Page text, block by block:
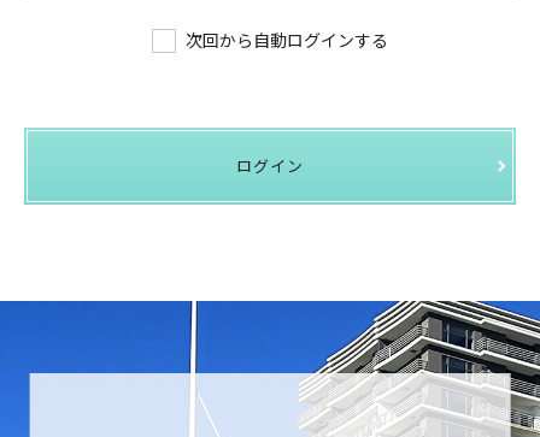
次回から自動ログインする
ログイン